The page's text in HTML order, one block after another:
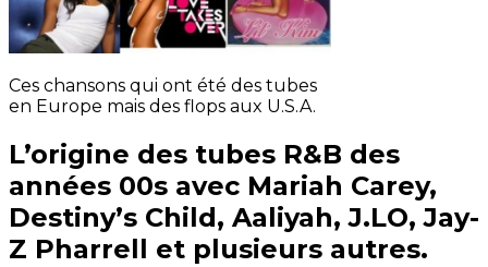
Ces chansons qui ont été des tubes
en Europe mais des flops aux U.S.A.
L’origine des tubes R&B des
années 00s avec Mariah Carey,
Destiny’s Child, Aaliyah, J.LO, Jay-
Z Pharrell et plusieurs autres.